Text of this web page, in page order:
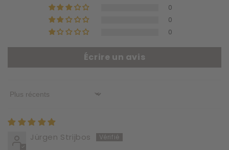
0
0
0
Écrire un avis
Sort by
Jürgen Strijbos